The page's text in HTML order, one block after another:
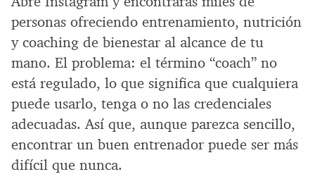
personas ofreciendo entrenamiento, nutrición
y coaching de bienestar al alcance de tu
mano. El problema: el término “coach” no
está regulado, lo que significa que cualquiera
puede usarlo, tenga o no las credenciales
adecuadas. Así que, aunque parezca sencillo,
encontrar un buen entrenador puede ser más
difícil que nunca.